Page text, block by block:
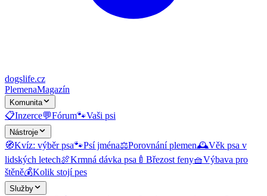
dogslife.cz
PlemenaMagazín
Komunita
📋Inzerce💬Fórum🐾Vaši psi
Nástroje
🧭Kvíz: výběr psa🐾Psí jména⚖️Porovnání plemen🕰️Věk psa v
lidských letech🍖Krmná dávka psa 🍼 Březost feny🧺Výbava pro
štěně💰Kolik stojí pes
Služby